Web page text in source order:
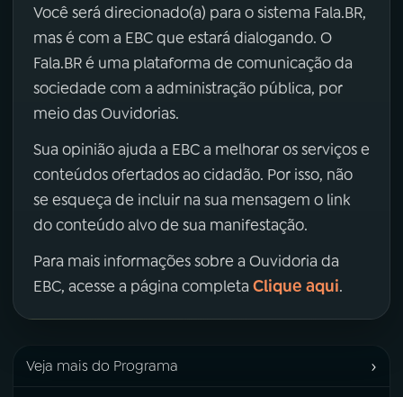
Você será direcionado(a) para o sistema Fala.BR,
mas é com a EBC que estará dialogando. O
Fala.BR é uma plataforma de comunicação da
sociedade com a administração pública, por
meio das Ouvidorias.
Sua opinião ajuda a EBC a melhorar os serviços e
conteúdos ofertados ao cidadão. Por isso, não
se esqueça de incluir na sua mensagem o link
do conteúdo alvo de sua manifestação.
Para mais informações sobre a Ouvidoria da
EBC, acesse a página completa Clique aqui.
Veja mais do Programa ›